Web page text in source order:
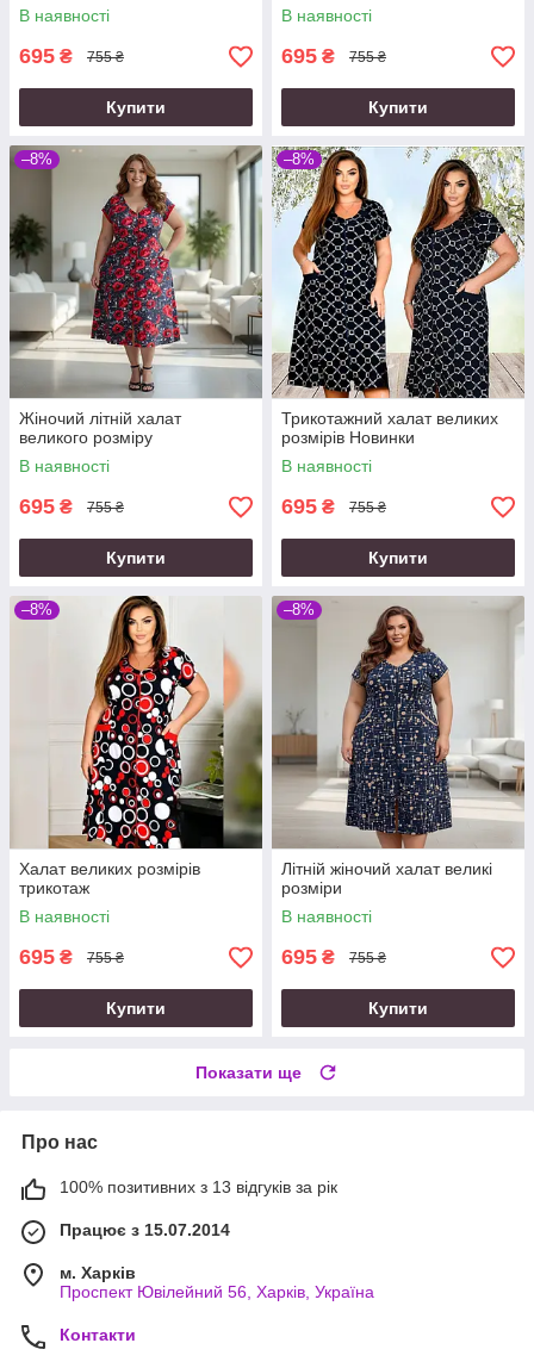
В наявності
695 ₴ 755 ₴
Купити
В наявності
695 ₴ 755 ₴
Купити
–8%
Жіночий літній халат
великого розміру
В наявності
695 ₴ 755 ₴
Купити
–8%
Трикотажний халат великих
розмірів Новинки
В наявності
695 ₴ 755 ₴
Купити
–8%
Халат великих розмірів
трикотаж
В наявності
695 ₴ 755 ₴
Купити
–8%
Літній жіночий халат великі
розміри
В наявності
695 ₴ 755 ₴
Купити
Показати ще
Про нас
100% позитивних з 13 відгуків за рік
Працює з 15.07.2014
м. Харків
Проспект Ювілейний 56, Харків, Україна
Контакти